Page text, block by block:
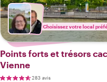
Choisissez votre local
Points forts et trésors
Vienne
283 avis